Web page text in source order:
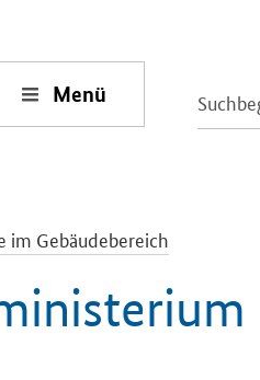
Menü
im Gebäudebereich